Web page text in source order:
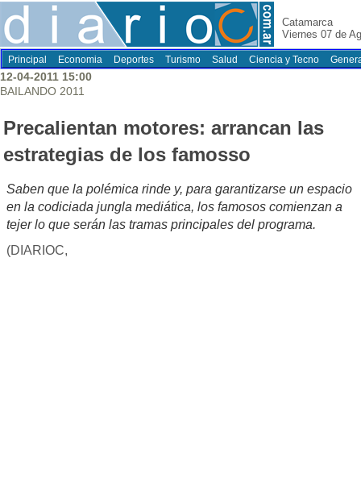
Catamarca
Viernes 07 de
Principal Economia Deportes Turismo Salud Ciencia y Tecno
12-04-2011 15:00
BAILANDO 2011
Precalientan motores: arrancan las
estrategias de los famosso
Saben que la polémica rinde y, para garantizarse un espacio
en la codiciada jungla mediática, los famosos comienzan a
tejer lo que serán las tramas principales del programa.
(DIARIOC,